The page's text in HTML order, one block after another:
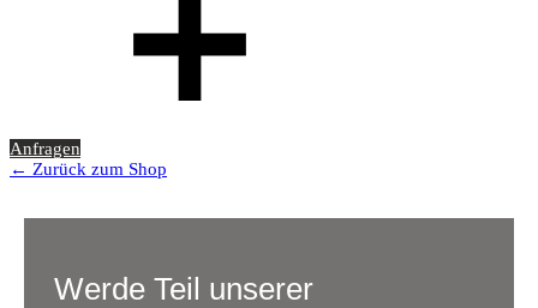
Anfragen
← Zurück zum Shop
Werde Teil unserer